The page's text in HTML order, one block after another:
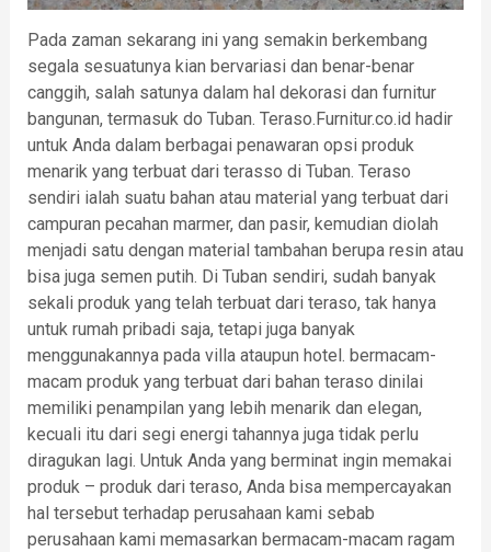
Pada zaman sekarang ini yang semakin berkembang
segala sesuatunya kian bervariasi dan benar-benar
canggih, salah satunya dalam hal dekorasi dan furnitur
bangunan, termasuk do Tuban. Teraso.Furnitur.co.id hadir
untuk Anda dalam berbagai penawaran opsi produk
menarik yang terbuat dari terasso di Tuban. Teraso
sendiri ialah suatu bahan atau material yang terbuat dari
campuran pecahan marmer, dan pasir, kemudian diolah
menjadi satu dengan material tambahan berupa resin atau
bisa juga semen putih. Di Tuban sendiri, sudah banyak
sekali produk yang telah terbuat dari teraso, tak hanya
untuk rumah pribadi saja, tetapi juga banyak
menggunakannya pada villa ataupun hotel. bermacam-
macam produk yang terbuat dari bahan teraso dinilai
memiliki penampilan yang lebih menarik dan elegan,
kecuali itu dari segi energi tahannya juga tidak perlu
diragukan lagi. Untuk Anda yang berminat ingin memakai
produk – produk dari teraso, Anda bisa mempercayakan
hal tersebut terhadap perusahaan kami sebab
perusahaan kami memasarkan bermacam-macam ragam